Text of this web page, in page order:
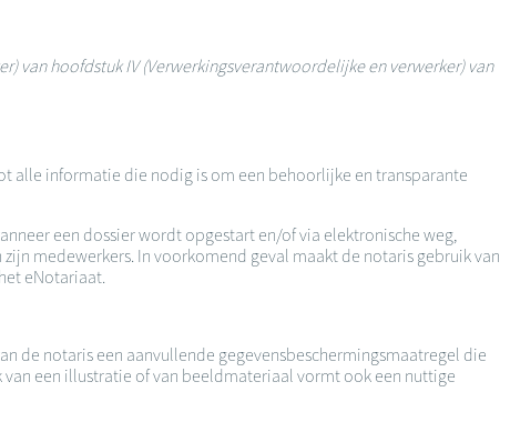
van hoofdstuk IV (Verwerkingsverantwoordelijke en verwerker) van
alle informatie die nodig is om een behoorlijke en transparante
een dossier wordt opgestart en/of via elektronische weg,
medewerkers. In voorkomend geval maakt de notaris gebruik van
eNotariaat.
de notaris een aanvullende gegevensbeschermingsmaatregel die
een illustratie of van beeldmateriaal vormt ook een nuttige